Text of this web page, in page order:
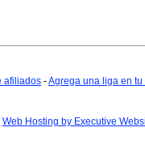
afiliados -Agrega una liga en tu
Web Hosting by Executive